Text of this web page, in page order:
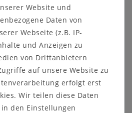
kleine Vitrine ist aus massiver
und hat eine geölte
mit Links- oder
32 cm
sind aus
Website und
Daten von
Webseite (z.B. IP-
und Anzeigen zu
von Drittanbietern
auf unsere Website zu
erfolgt erst
Wir teilen diese Daten
den Einstellungen